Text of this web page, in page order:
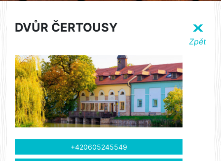
DVŮR ČERTOUSY X
Zpět
+420605245549